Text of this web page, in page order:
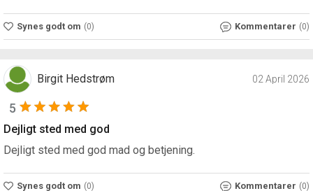
Synes godt om (0) Kommentarer (0)
Birgit Hedstrøm 02 April 2026
5
Dejligt sted med god
Dejligt sted med god mad og betjening.
Synes godt om (0) Kommentarer (0)